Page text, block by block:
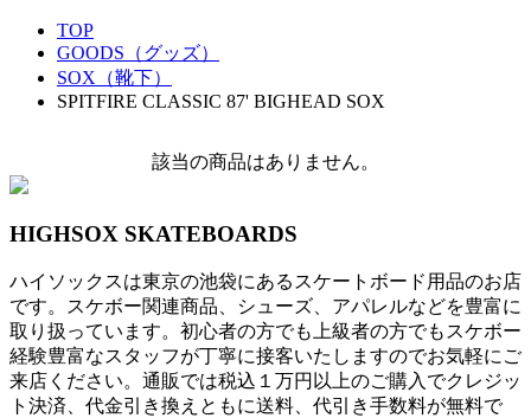
TOP
GOODS（グッズ）
SOX（靴下）
SPITFIRE CLASSIC 87' BIGHEAD SOX
該当の商品はありません。
HIGHSOX SKATEBOARDS
ハイソックスは東京の池袋にあるスケートボード用品のお店
です。スケボー関連商品、シューズ、アパレルなどを豊富に
取り扱っています。初心者の方でも上級者の方でもスケボー
経験豊富なスタッフが丁寧に接客いたしますのでお気軽にご
来店ください。通販では税込１万円以上のご購入でクレジッ
ト決済、代金引き換えともに送料、代引き手数料が無料で